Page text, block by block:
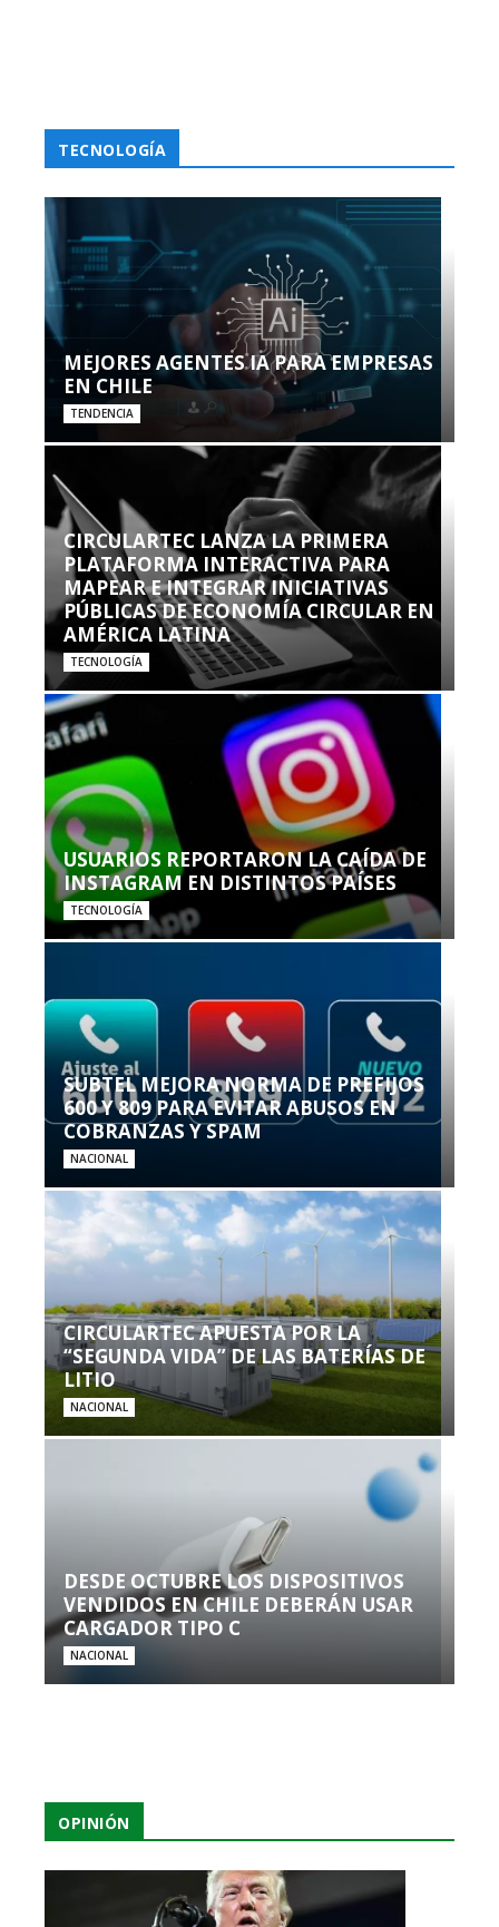
TECNOLOGÍA
MEJORES AGENTES IA PARA EMPRESAS
EN CHILE
TENDENCIA
CIRCULARTEC LANZA LA PRIMERA
PLATAFORMA INTERACTIVA PARA
MAPEAR E INTEGRAR INICIATIVAS
PÚBLICAS DE ECONOMÍA CIRCULAR EN
AMÉRICA LATINA
TECNOLOGÍA
USUARIOS REPORTARON LA CAÍDA DE
INSTAGRAM EN DISTINTOS PAÍSES
TECNOLOGÍA
SUBTEL MEJORA NORMA DE PREFIJOS
600 Y 809 PARA EVITAR ABUSOS EN
COBRANZAS Y SPAM
NACIONAL
CIRCULARTEC APUESTA POR LA
“SEGUNDA VIDA” DE LAS BATERÍAS DE
LITIO
NACIONAL
DESDE OCTUBRE LOS DISPOSITIVOS
VENDIDOS EN CHILE DEBERÁN USAR
CARGADOR TIPO C
NACIONAL
OPINIÓN